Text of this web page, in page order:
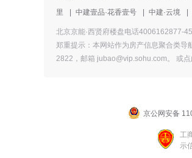
里
中建壹品·花香壹号 中建·云境
北京京能·西贤府楼盘电话4006162877-
郑重提示：本网站作为房产信息聚合类
2822，邮箱 jubao@vip.sohu.com。 或
京公网安备
工
示